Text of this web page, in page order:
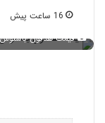
16 ساعت پیش
قیمت هدفون باسئوس